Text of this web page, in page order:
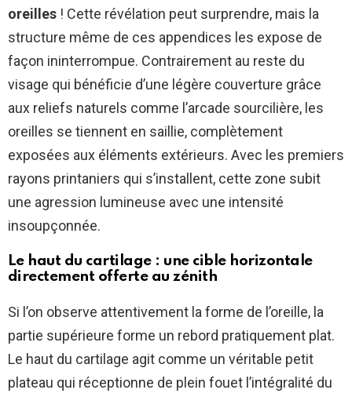
oreilles ! Cette révélation peut surprendre, mais la
structure même de ces appendices les expose de
façon ininterrompue. Contrairement au reste du
visage qui bénéficie d’une légère couverture grâce
aux reliefs naturels comme l’arcade sourcilière, les
oreilles se tiennent en saillie, complètement
exposées aux éléments extérieurs. Avec les premiers
rayons printaniers qui s’installent, cette zone subit
une agression lumineuse avec une intensité
insoupçonnée.
Le haut du cartilage : une cible horizontale
directement offerte au zénith
Si l’on observe attentivement la forme de l’oreille, la
partie supérieure forme un rebord pratiquement plat.
Le haut du cartilage agit comme un véritable petit
plateau qui réceptionne de plein fouet l’intégralité du